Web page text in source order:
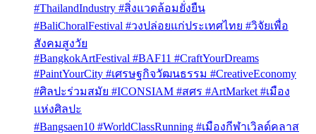
#ThailandIndustry #สิ่งแวดล้อมยั่งยืน
#BaliChoralFestival #วงปล่อยแก่ประเทศไทย #วิจัยเพื่อ
สังคมสูงวัย
#BangkokArtFestival #BAF11 #CraftYourDreams
#PaintYourCity #เศรษฐกิจวัฒนธรรม #CreativeEconomy
#ศิลปะร่วมสมัย #ICONSIAM #สศร #ArtMarket #เมือง
แห่งศิลปะ
#Bangsaen10 #WorldClassRunning #เมืองกีฬาเวิลด์คลาส